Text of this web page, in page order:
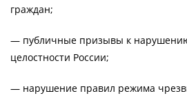
граждан;
— публичные призывы к
целостности России;
— нарушение правил режима